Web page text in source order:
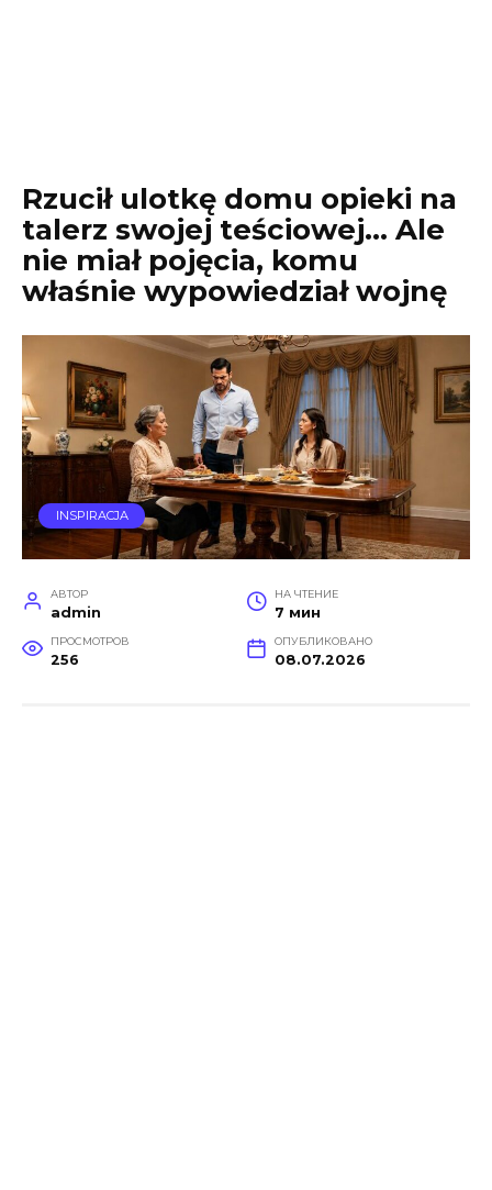
Rzucił ulotkę domu opieki na
talerz swojej teściowej… Ale
nie miał pojęcia, komu
właśnie wypowiedział wojnę
INSPIRACJA
АВТОР
admin
НА ЧТЕНИЕ
7 мин
ПРОСМОТРОВ
256
ОПУБЛИКОВАНО
08.07.2026